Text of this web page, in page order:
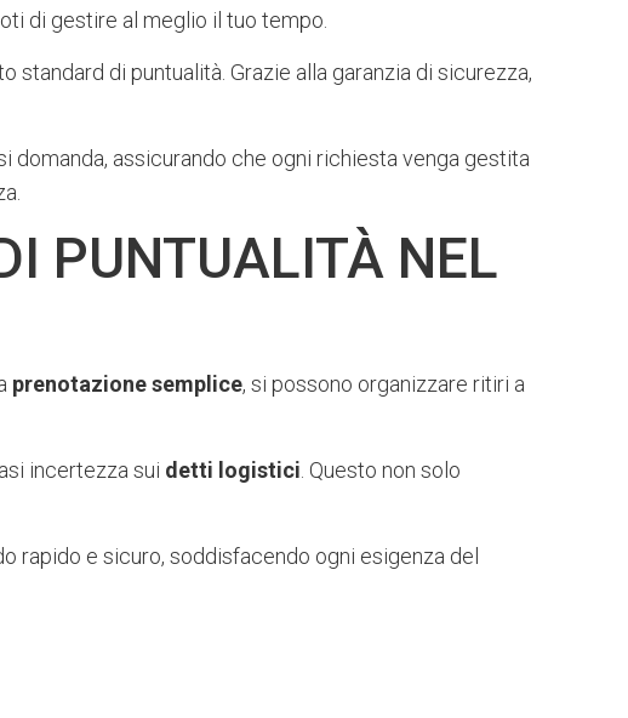
di gestire al meglio il tuo tempo.
di puntualità. Grazie alla garanzia di sicurezza,
domanda, assicurando che ogni richiesta venga gestita
PUNTUALITÀ NEL
prenotazione semplice, si possono organizzare ritiri a
incertezza sui detti logistici . Questo non solo
rapido e sicuro, soddisfacendo ogni esigenza del